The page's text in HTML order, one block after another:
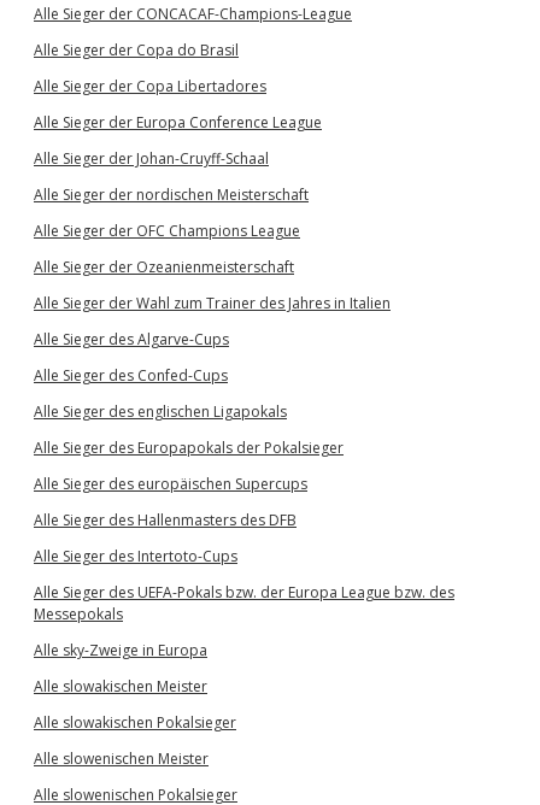
Alle Sieger der CONCACAF-Champions-League
Alle Sieger der Copa do Brasil
Alle Sieger der Copa Libertadores
Alle Sieger der Europa Conference League
Alle Sieger der Johan-Cruyff-Schaal
Alle Sieger der nordischen Meisterschaft
Alle Sieger der OFC Champions League
Alle Sieger der Ozeanienmeisterschaft
Alle Sieger der Wahl zum Trainer des Jahres in Italien
Alle Sieger des Algarve-Cups
Alle Sieger des Confed-Cups
Alle Sieger des englischen Ligapokals
Alle Sieger des Europapokals der Pokalsieger
Alle Sieger des europäischen Supercups
Alle Sieger des Hallenmasters des DFB
Alle Sieger des Intertoto-Cups
Alle Sieger des UEFA-Pokals bzw. der Europa League bzw. des
Messepokals
Alle sky-Zweige in Europa
Alle slowakischen Meister
Alle slowakischen Pokalsieger
Alle slowenischen Meister
Alle slowenischen Pokalsieger